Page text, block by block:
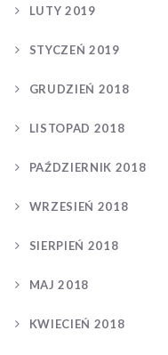
LUTY 2019
STYCZEŃ 2019
GRUDZIEŃ 2018
LISTOPAD 2018
PAŹDZIERNIK 2018
WRZESIEŃ 2018
SIERPIEŃ 2018
MAJ 2018
KWIECIEŃ 2018